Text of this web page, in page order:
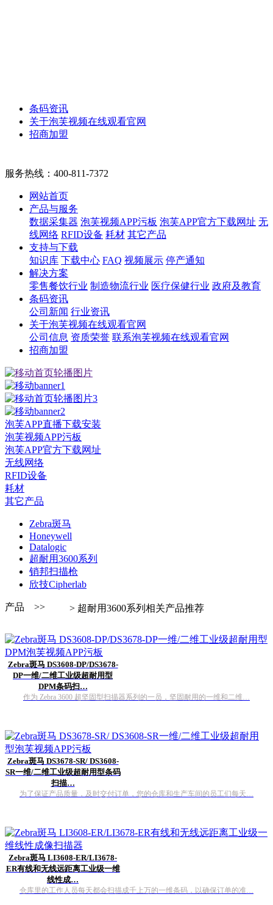
条码资讯
关于泡芙视频在线观看官网
招商加盟
服务热线： 400-811-7372
网站首页
产品与服务
数据采集器 泡芙视频APP污板 泡芙APP官方下载网址 无
线网络 RFID设备 耗材 其它产品
支持与下载
知识库 下载中心 FAQ 视频展示 停产通知
解决方案
零售餐饮行业 制造物流行业 医疗保健行业 政府及教育
条码资讯
公司新闻 行业资讯
关于泡芙视频在线观看官网
公司信息 资质荣誉 联系泡芙视频在线观看官网
招商加盟
泡芙APP直播下载安装
泡芙视频APP污板
泡芙APP官方下载网址
无线网络
RFID设备
耗材
其它产品
Zebra斑马
Honeywell
Datalogic
超耐用3600系列
销邦扫描枪
欣技Cipherlab
产品 >> > 超耐用3600系列相关产品推荐
Zebra斑马 DS3608-DP/DS3678-
DP一维/二维工业级超耐用型
DPM条码扫…
作为 Zebra 3600 超坚固型扫描器系列的一员，坚固耐用的一维和二维…
Zebra斑马 DS3678-SR/ DS3608-
SR一维/二维工业级超耐用型条码
扫描…
为了保证产品质量，及时交付订单，您的仓库和生产车间的员工们每天…
Zebra斑马 LI3608-ER/LI3678-
ER有线和无线远距离工业级一维
线性成…
仓库里的工作人员每天都会扫描成千上万的一维条码，以确保订单的准…